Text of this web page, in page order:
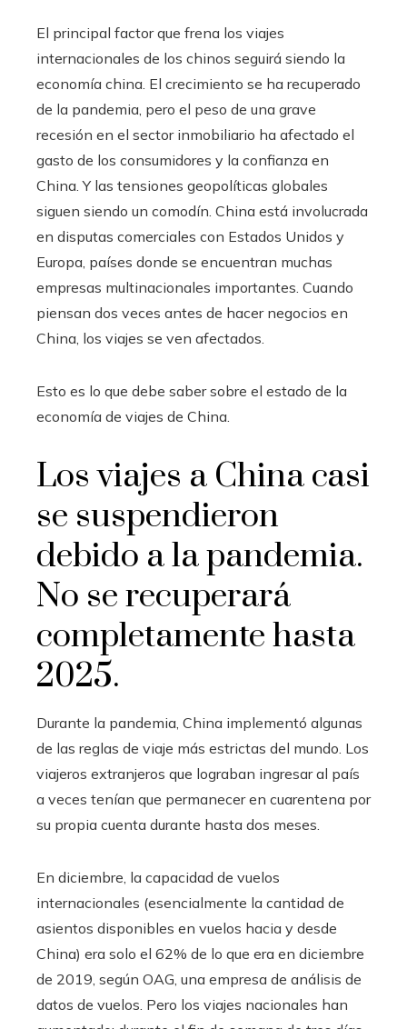
El principal factor que frena los viajes
internacionales de los chinos seguirá siendo la
economía china. El crecimiento se ha recuperado
de la pandemia, pero el peso de una grave
recesión en el sector inmobiliario ha afectado el
gasto de los consumidores y la confianza en
China. Y las tensiones geopolíticas globales
siguen siendo un comodín. China está involucrada
en disputas comerciales con Estados Unidos y
Europa, países donde se encuentran muchas
empresas multinacionales importantes. Cuando
piensan dos veces antes de hacer negocios en
China, los viajes se ven afectados.
Esto es lo que debe saber sobre el estado de la
economía de viajes de China.
Los viajes a China casi
se suspendieron
debido a la pandemia.
No se recuperará
completamente hasta
2025.
Durante la pandemia, China implementó algunas
de las reglas de viaje más estrictas del mundo. Los
viajeros extranjeros que lograban ingresar al país
a veces tenían que permanecer en cuarentena por
su propia cuenta durante hasta dos meses.
En diciembre, la capacidad de vuelos
internacionales (esencialmente la cantidad de
asientos disponibles en vuelos hacia y desde
China) era solo el 62% de lo que era en diciembre
de 2019, según OAG, una empresa de análisis de
datos de vuelos. Pero los viajes nacionales han